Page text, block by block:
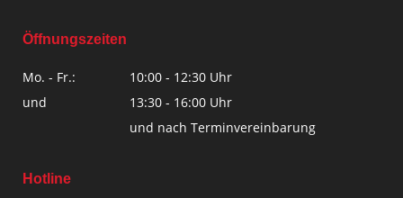
Öffnungszeiten
Mo. - Fr.:
und
10:00 - 12:30 Uhr
13:30 - 16:00 Uhr
und nach Terminvereinbarung
Hotline